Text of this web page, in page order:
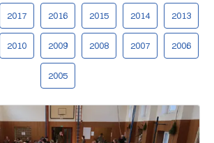
2017 2016 2015 2014 2013
2010 2009 2008 2007 2006
2005